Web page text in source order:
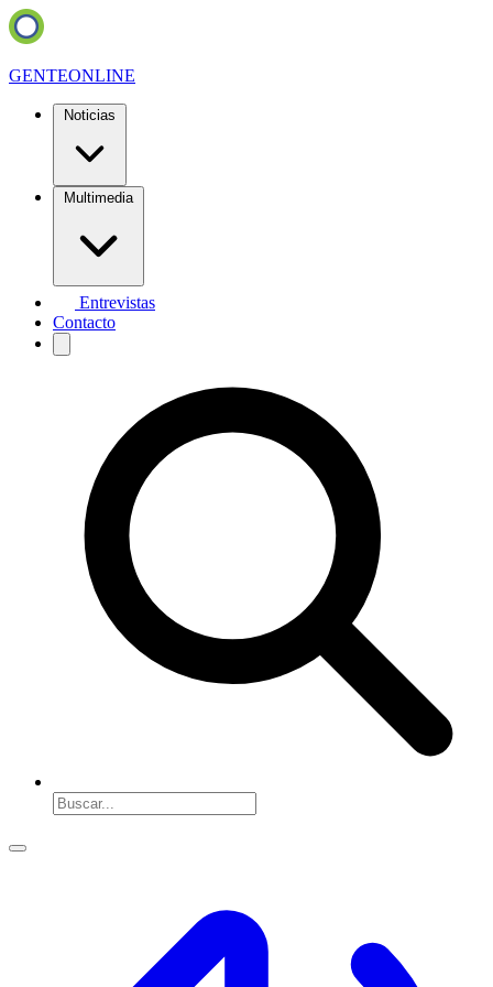
GENTEONLINE
Noticias
Multimedia
Entrevistas
Contacto